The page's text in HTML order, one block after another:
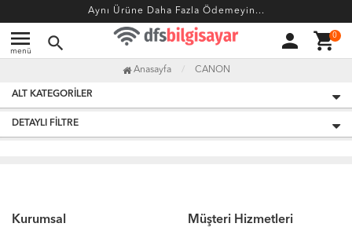
Aynı Ürüne Daha Fazla Ödemeyin...
menu
menü search person shopping_cart0
Anasayfa CANON
ALT KATEGORILER
DETAYLI FILTRE
Kurumsal Müşteri Hizmetleri